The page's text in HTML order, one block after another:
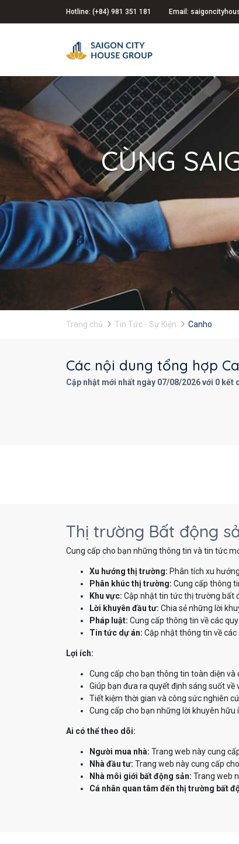
Hotline: (+84) 981 351 181 Email:
CÙNG
Trang chủ Tin Tức - Sự Kiện Canho
Các nội dung tổng hợp
Cập nhật mới nhất ngày 07/08/2026 với 0 kết
Thị trường Bất động
Cung cấp cho bạn những thông tin và tin tức
Xu hướng thị trường: Phân tích xu
Phân khúc thị trường: Cung cấp thông
Khu vực: Cập nhật tin tức thị trường bất
Lời khuyên đầu tư: Chia sẻ những lời
Pháp luật: Cung cấp thông tin về các
Tin tức dự án: Cập nhật thông tin về
Lợi ích:
Cung cấp cho bạn thông tin toàn diện
Giúp bạn đưa ra quyết định sáng suốt
Tiết kiệm thời gian và công sức nghiên
Cung cấp cho bạn những lời khuyên hữu
Ai có thể theo dõi:
Người mua nhà: Trang web này cung
Nhà đầu tư: Trang web này cung cấp
Nhà môi giới bất động sản: Trang web
Cá nhân quan tâm đến thị trường bất